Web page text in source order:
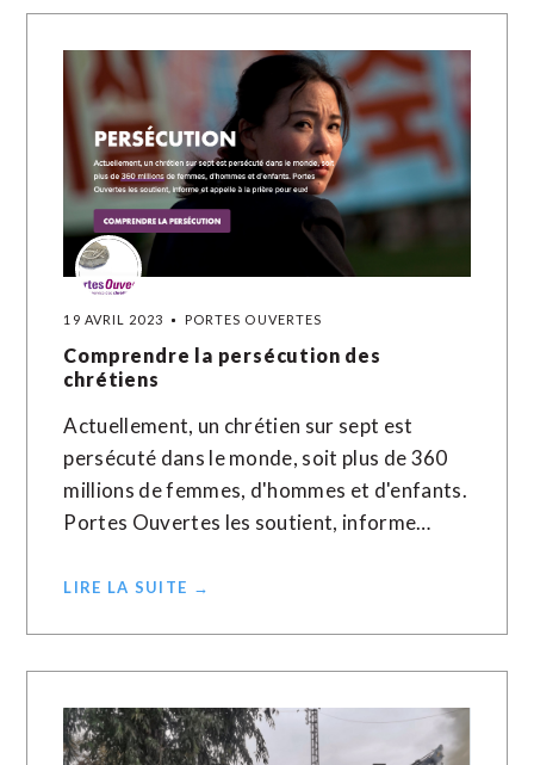
19 AVRIL 2023 PORTES OUVERTES
Comprendre la persécution des
chrétiens
Actuellement, un chrétien sur sept est
persécuté dans le monde, soit plus de 360
millions de femmes, d'hommes et d'enfants.
Portes Ouvertes les soutient, informe…
LIRE LA SUITE →